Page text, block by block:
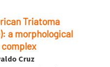
Triatoma
a morphological
Cruz